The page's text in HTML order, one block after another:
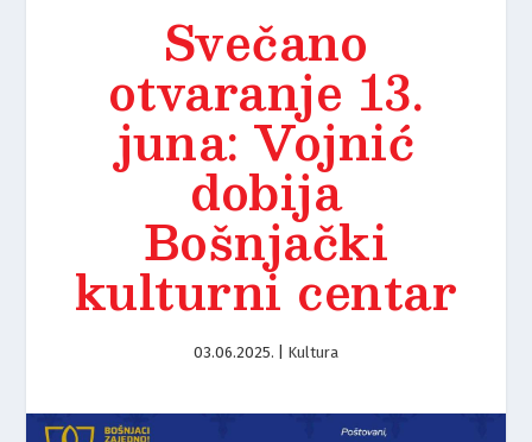
Svečano
otvaranje 13.
juna: Vojnić
dobija
Bošnjački
kulturni centar
03.06.2025. Kultura